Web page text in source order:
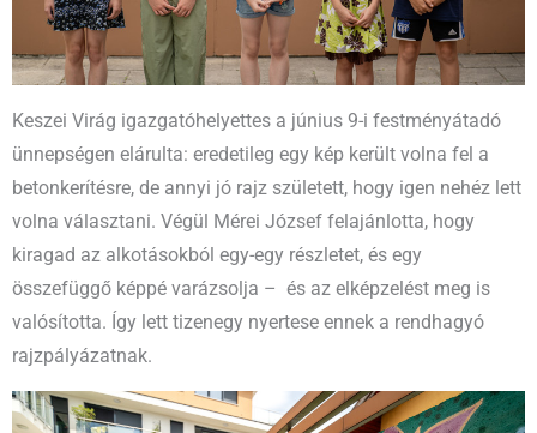
Keszei Virág igazgatóhelyettes a június 9-i festményátadó
ünnepségen elárulta: eredetileg egy kép került volna fel a
betonkerítésre, de annyi jó rajz született, hogy igen nehéz lett
volna választani. Végül Mérei József felajánlotta, hogy
kiragad az alkotásokból egy-egy részletet, és egy
összefüggő képpé varázsolja – és az elképzelést meg is
valósította. Így lett tizenegy nyertese ennek a rendhagyó
rajzpályázatnak.